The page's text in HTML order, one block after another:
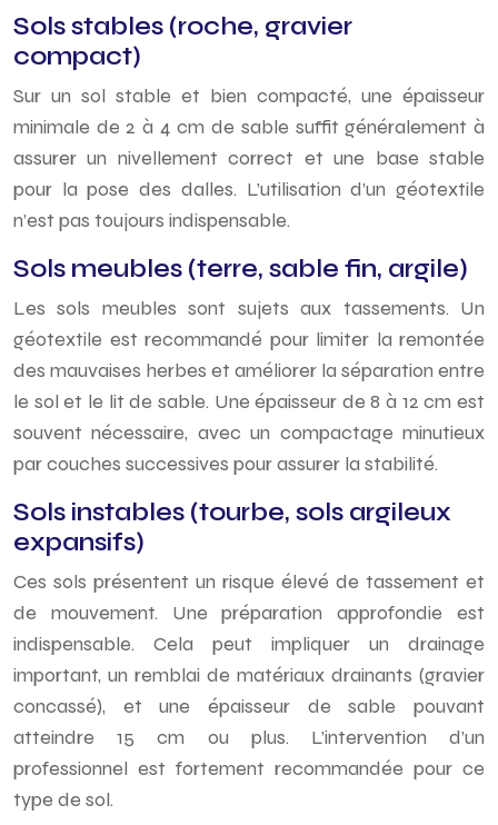
Sols stables (roche, gravier
compact)
Sur un sol stable et bien compacté, une épaisseur
minimale de 2 à 4 cm de sable suffit généralement à
assurer un nivellement correct et une base stable
pour la pose des dalles. L’utilisation d’un géotextile
n’est pas toujours indispensable.
Sols meubles (terre, sable fin, argile)
Les sols meubles sont sujets aux tassements. Un
géotextile est recommandé pour limiter la remontée
des mauvaises herbes et améliorer la séparation entre
le sol et le lit de sable. Une épaisseur de 8 à 12 cm est
souvent nécessaire, avec un compactage minutieux
par couches successives pour assurer la stabilité.
Sols instables (tourbe, sols argileux
expansifs)
Ces sols présentent un risque élevé de tassement et
de mouvement. Une préparation approfondie est
indispensable. Cela peut impliquer un drainage
important, un remblai de matériaux drainants (gravier
concassé), et une épaisseur de sable pouvant
atteindre 15 cm ou plus. L’intervention d’un
professionnel est fortement recommandée pour ce
type de sol.